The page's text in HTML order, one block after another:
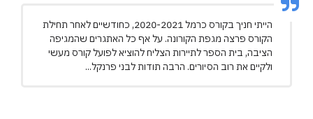
הייתי חניך בקורס כרמל 2020-2021, כחודשיים לאחר תחילת
הקורס פרצה מגפת הקורונה. על אף כל האתגרים שהמגיפה
הציבה, בית הספר לתיירות הצליח להוציא לפועל קורס מעשי
ולקיים את רוב הסיורים. הרבה תודות לבני פרנקל...